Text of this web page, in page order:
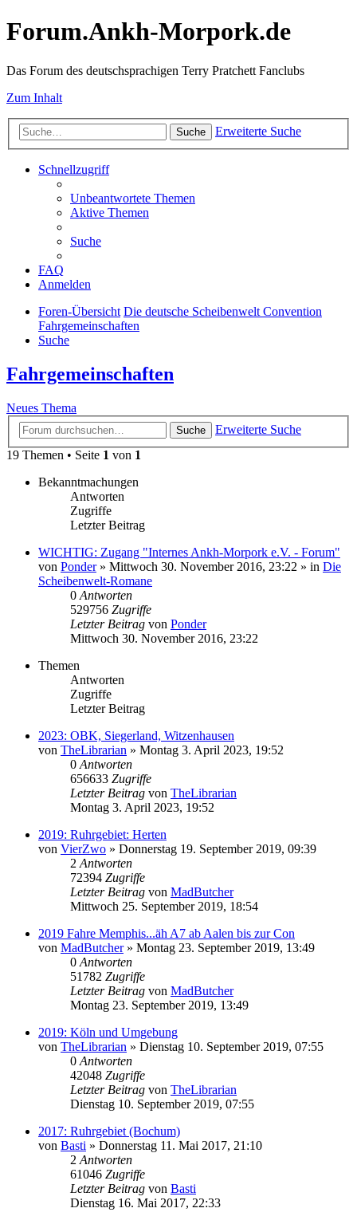
Forum.Ankh-Morpork.de
Das Forum des deutschsprachigen Terry Pratchett Fanclubs
Zum Inhalt
Suche Erweiterte Suche
Schnellzugriff
Unbeantwortete Themen
Aktive Themen
Suche
FAQ
Anmelden
Foren-Übersicht Die deutsche Scheibenwelt Convention
Fahrgemeinschaften
Suche
Fahrgemeinschaften
Neues Thema
Suche
Erweiterte Suche
19 Themen • Seite 1 von 1
Bekanntmachungen
Antworten
Zugriffe
Letzter Beitrag
WICHTIG: Zugang "Internes Ankh-Morpork e.V. - Forum"
von Ponder» Mittwoch 30. November 2016, 23:22 » in Die
Scheibenwelt-Romane
0 Antworten
529756 Zugriffe
Letzter Beitrag von Ponder
Mittwoch 30. November 2016, 23:22
Themen
Antworten
Zugriffe
Letzter Beitrag
2023: OBK, Siegerland, Witzenhausen
von TheLibrarian » Montag 3. April 2023, 19:52
0 Antworten
656633 Zugriffe
Letzter Beitrag von TheLibrarian
Montag 3. April 2023, 19:52
2019: Ruhrgebiet: Herten
von VierZwo » Donnerstag 19. September 2019, 09:39
2 Antworten
72394 Zugriffe
Letzter Beitrag von MadButcher
Mittwoch 25. September 2019, 18:54
2019 Fahre Memphis...äh A7 ab Aalen bis zur Con
von MadButcher» Montag 23. September 2019, 13:49
0 Antworten
51782 Zugriffe
Letzter Beitrag von MadButcher
Montag 23. September 2019, 13:49
2019: Köln und Umgebung
von TheLibrarian » Dienstag 10. September 2019, 07:55
0 Antworten
42048 Zugriffe
Letzter Beitrag von TheLibrarian
Dienstag 10. September 2019, 07:55
2017: Ruhrgebiet (Bochum)
von Basti » Donnerstag 11. Mai 2017, 21:10
2 Antworten
61046 Zugriffe
Letzter Beitrag von Basti
Dienstag 16. Mai 2017, 22:33